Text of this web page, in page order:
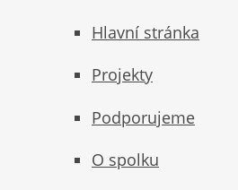
Hlavní stránka
Projekty
Podporujeme
O spolku